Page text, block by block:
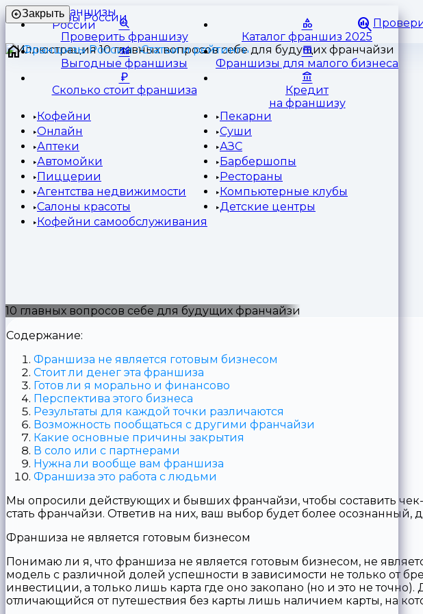
Франшизы
России
Закрыть
Проверить франшизу Каталог франшиз 2025
Выгодные франшизы Франшизы для малого бизнеса
Сколько стоит франшиза
Кредит
на франшизу
Кофейни
Пекарни
Онлайн
Суши
Аптеки
АЗС
Автомойки
Барбершопы
Пиццерии
Рестораны
Агентства недвижимости
Компьютерные клубы
Салоны красоты
Детские центры
Кофейни самообслуживания
Франшизы России Статьи и рейтинги
10 главных вопросов себе для будущих франчайзи
Содержание:
Франшиза не является готовым бизнесом
Стоит ли денег эта франшиза
Готов ли я морально и финансово
Перспектива этого бизнеса
Результаты для каждой точки различаются
Возможность пообщаться с другими франчайзи
Какие основные причины закрытия
В соло или с партнерами
Нужна ли вообще вам франшиза
Франшиза это работа с людьми
Мы опросили действующих и бывших франчайзи, чтобы составить
стать франчайзи. Ответив на них, ваш выбор будет более осознанный,
Франшиза не является готовым бизнесом
Понимаю ли я, что франшиза не является готовым бизнесом, не
модель с различной долей успешности в зависимости не только от
инвестиции, а только лишь карта где оно закопано (но и это не
отличающийся от путешествия без карты лишь наличием карты, на